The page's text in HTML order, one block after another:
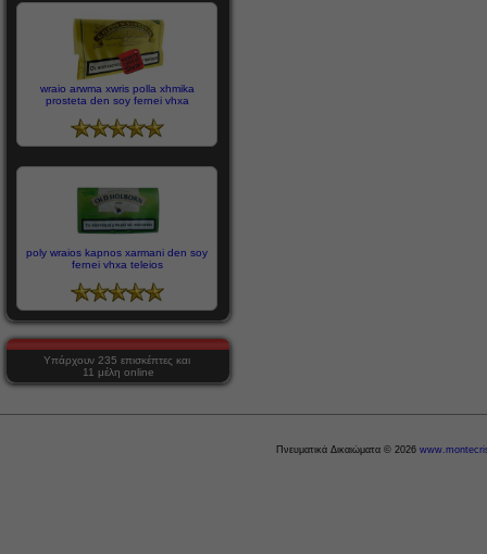
wraio arwma xwris polla xhmika
prosteta den soy fernei vhxa
poly wraios kapnos xarmani den soy
fernei vhxa teleios
Υπάρχουν 235 επισκέπτες και
11 μέλη online
Πνευματικά Δικαιώματα © 2026